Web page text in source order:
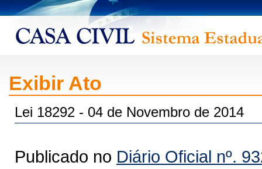
Exibir Ato
Lei 18292 - 04 de Novembro de 2014
Publicado no Diário Oficial nº.